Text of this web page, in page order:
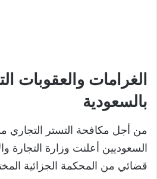
الغرامات والعقوبات
بالسعودية
من أجل مكافحة التستر التجاري
السعوديين أعلنت وزارة التجارة
قضائي من المحكمة الجزائية